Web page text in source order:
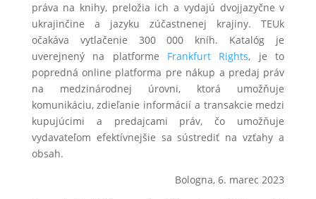
práva na knihy, preložia ich a vydajú dvojjazyčne v
ukrajinčine a jazyku zúčastnenej krajiny. TEUk
očakáva vytlačenie 300 000 kníh. Katalóg je
uverejnený na platforme Frankfurt Rights, je to
poprednáonline platforma pre nákup a predaj práv
na medzinárodnej úrovni, ktorá umožňuje
komunikáciu, zdieľanie informácií a transakcie medzi
kupujúcimi a predajcami práv, čo umožňuje
vydavateľom efektívnejšie sa sústrediť na vzťahy a
obsah.
Bologna, 6. marec 2023